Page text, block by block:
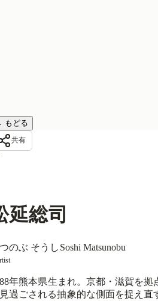
もどる
共有
延総司
のぶ そうし Soshi Matsunobu
年熊本県生まれ。京都・滋賀を
過ごされる抽象的な側面を捉え直